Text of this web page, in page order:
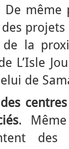
De
la
L’Isle
de
.